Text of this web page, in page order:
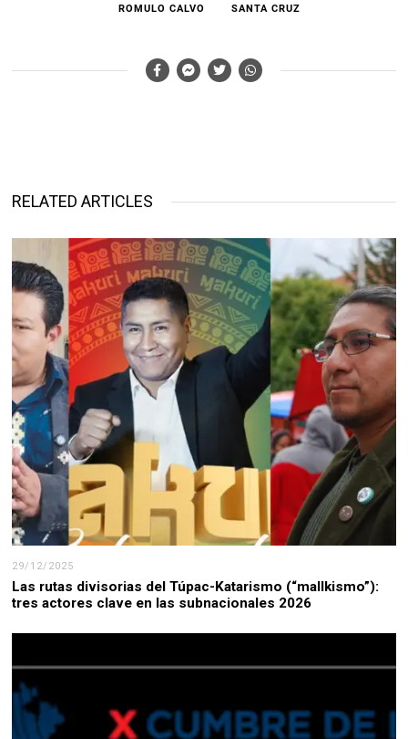
ROMULO CALVO
SANTA CRUZ
RELATED ARTICLES
29/12/2025
Las rutas divisorias del Túpac-Katarismo (“mallkismo”):
tres actores clave en las subnacionales 2026